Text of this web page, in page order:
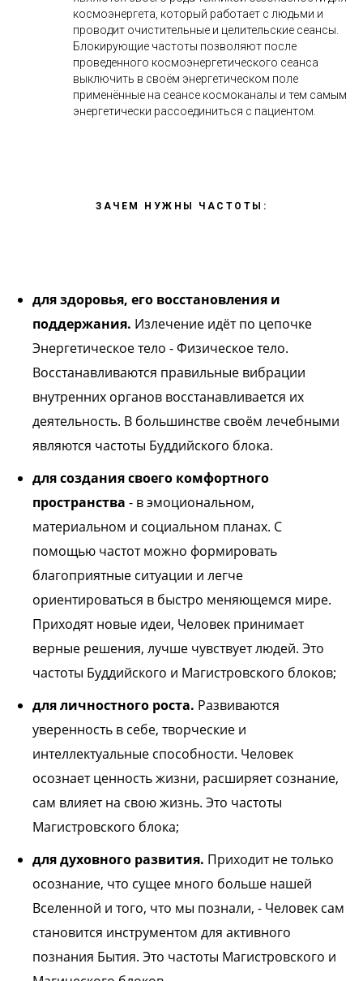
космоэнергета, который работает с людьми и
проводит очистительные и целительские сеансы.
Блокирующие частоты позволяют после
проведенного космоэнергетического сеанса
выключить в своём энергетическом поле
применённые на сеансе космоканалы и тем самым
энергетически рассоединиться с пациентом.
ЗАЧЕМ НУЖНЫ ЧАСТОТЫ:
для здоровья, его восстановления и
поддержания. Излечение идёт по цепочке
Энергетическое тело - Физическое тело.
Восстанавливаются правильные вибрации
внутренних органов восстанавливается их
деятельность. В большинстве своём лечебными
являются частоты Буддийского блока.
для создания своего комфортного
пространства - в эмоциональном,
материальном и социальном планах. С
помощью частот можно формировать
благоприятные ситуации и легче
ориентироваться в быстро меняющемся мире.
Приходят новые идеи, Человек принимает
верные решения, лучше чувствует людей. Это
частоты Буддийского и Магистровского блоков;
для личностного роста. Развиваются
уверенность в себе, творческие и
интеллектуальные способности. Человек
осознает ценность жизни, расширяет сознание,
сам влияет на свою жизнь. Это частоты
Магистровского блока;
для духовного развития. Приходит не только
осознание, что сущее много больше нашей
Вселенной и того, что мы познали, - Человек сам
становится инструментом для активного
познания Бытия. Это частоты Магистровского и